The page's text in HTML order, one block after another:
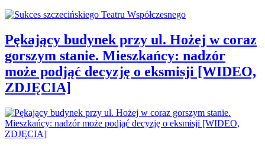
Pękający budynek przy ul. Hożej w coraz
gorszym stanie. Mieszkańcy: nadzór
może podjąć decyzję o eksmisji [WIDEO,
ZDJĘCIA]